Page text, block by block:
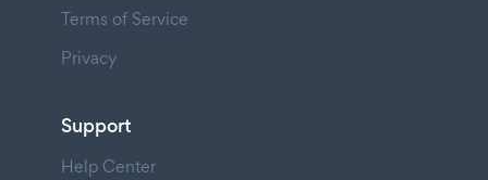
Terms of Service
Privacy
Support
Help Center